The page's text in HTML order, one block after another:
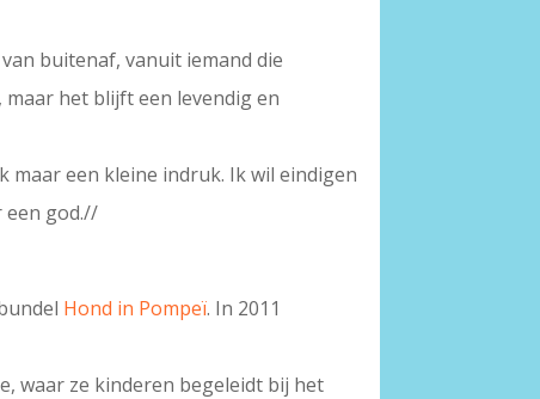
buitenaf, vanuit iemand die
maar het blijft een levendig en
maar een kleine indruk. Ik wil eindigen
een god.//
Hond in Pompeï. In 2011
waar ze kinderen begeleidt bij het